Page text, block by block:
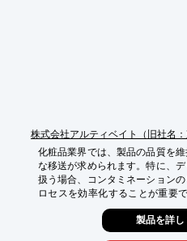
株式会社アルティベイト（旧社名：
化粧品業界では、製品の品質を
な移送が求められます。特に、
扱う場合、コンタミネーション
ロセスを効率化することが重要
により、流体の状態を容易に確
ラブルを早期に発見できます。
より、様々な化粧品原料に対応
製品を詳し